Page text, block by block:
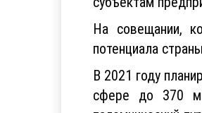
с 9 до 86,
субъектам
На совещании,
потенциала
В 2021 году